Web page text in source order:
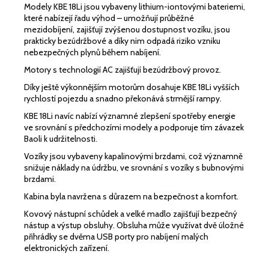
Modely KBE 18Li jsou vybaveny lithium-iontovými bateriemi,
které nabízejí řadu výhod – umožňují průběžné
mezidobíjení, zajišťují zvýšenou dostupnost vozíku, jsou
prakticky bezúdržbové a díky nim odpadá riziko vzniku
nebezpečných plynů během nabíjení.
Motory s technologií AC zajišťují bezúdržbový provoz.
Díky ještě výkonnějším motorům dosahuje KBE 18Li vyšších
rychlostí pojezdu a snadno překonává strmější rampy.
KBE 18Li navíc nabízí významné zlepšení spotřeby energie
ve srovnání s předchozími modely a podporuje tím závazek
Baoli k udržitelnosti.
Vozíky jsou vybaveny kapalinovými brzdami, což významně
snižuje náklady na údržbu, ve srovnání s vozíky s bubnovými
brzdami.
Kabina byla navržena s důrazem na bezpečnost a komfort.
Kovový nástupní schůdek a velké madlo zajišťují bezpečný
nástup a výstup obsluhy. Obsluha může využívat dvě úložné
přihrádky se dvěma USB porty pro nabíjení malých
elektronických zařízení.